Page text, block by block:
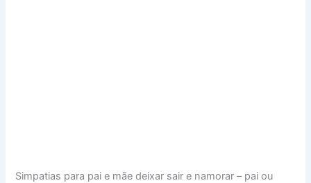
Simpatias para pai e mãe deixar sair e namorar – pai ou